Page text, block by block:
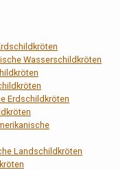
Wasserschildkröten
Erdschildkröten
Landschildkröten